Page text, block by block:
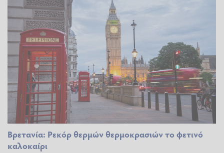
Βρετανία: Ρεκόρ θερμών θερμοκρασιών το φετινό
καλοκαίρι